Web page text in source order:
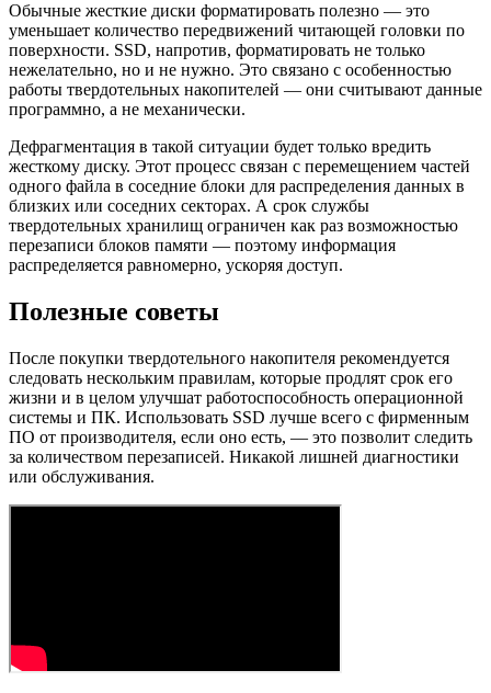
Обычные жесткие диски форматировать полезно — это
уменьшает количество передвижений читающей головки по
поверхности. SSD, напротив, форматировать не только
нежелательно, но и не нужно. Это связано с особенностью
работы твердотельных накопителей — они считывают данные
программно, а не механически.
Дефрагментация в такой ситуации будет только вредить
жесткому диску. Этот процесс связан с перемещением частей
одного файла в соседние блоки для распределения данных в
близких или соседних секторах. А срок службы
твердотельных хранилищ ограничен как раз возможностью
перезаписи блоков памяти — поэтому информация
распределяется равномерно, ускоряя доступ.
Полезные советы
После покупки твердотельного накопителя рекомендуется
следовать нескольким правилам, которые продлят срок его
жизни и в целом улучшат работоспособность операционной
системы и ПК. Использовать SSD лучше всего с фирменным
ПО от производителя, если оно есть, — это позволит следить
за количеством перезаписей. Никакой лишней диагностики
или обслуживания.